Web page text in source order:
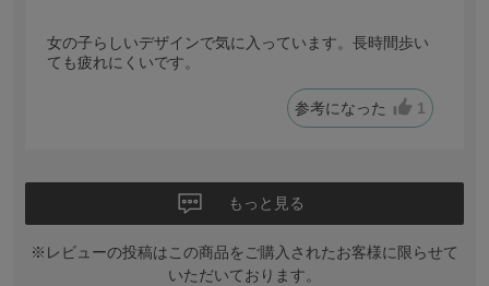
女の子らしいデザインで気に入っています。長時間歩い
ても疲れにくいです。
参考になった 1
もっと見る
※レビューの投稿はこの商品をご購入されたお客様に限らせて
いただいております。